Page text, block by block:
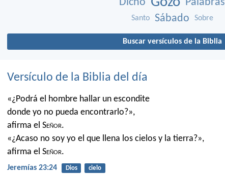
Santo Sábado Sobre
Buscar versículos de la Biblia
Versículo de la Biblia del día
«¿Podrá el hombre hallar un escondite
donde yo no pueda encontrarlo?»,
afirma el Señor.
«¿Acaso no soy yo el que llena los cielos y la tierra?»,
afirma el Señor.
Jeremías 23:24 Dios cielo